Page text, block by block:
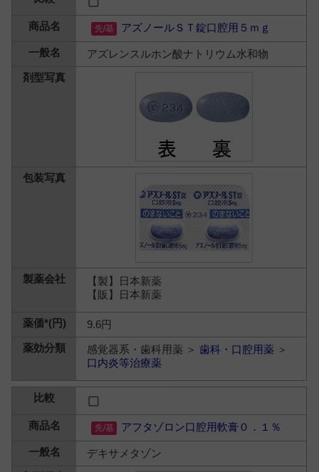
アズノールＳＴ錠口腔用５ｍｇ
アズレンスルホン酸ナトリウム水和物
【製】日本新薬
【販】日本新薬
9.6円
感覚器系・歯科用薬 ＞歯科・口腔用薬 ＞
口内炎等治療薬
アフタゾロン口腔用軟膏０．１％
デキサメタゾン